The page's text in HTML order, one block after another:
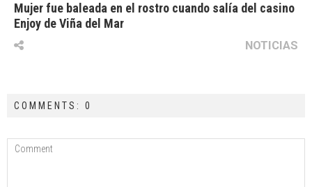
Mujer fue baleada en el rostro cuando salía del casino
Enjoy de Viña del Mar
NOTICIAS
COMMENTS: 0